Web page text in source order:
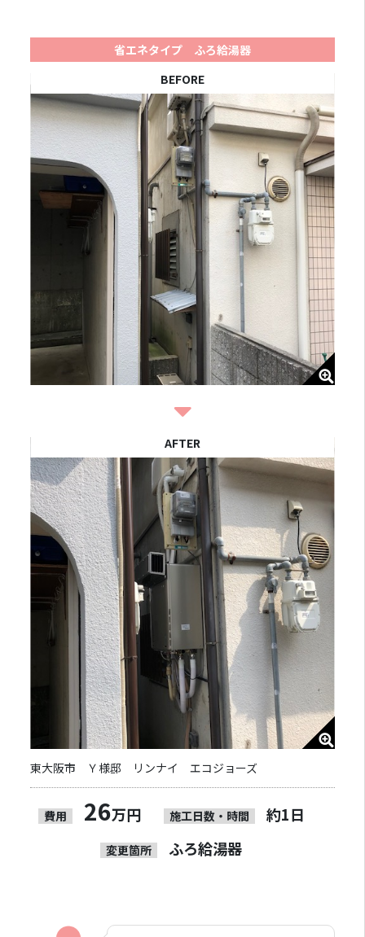
省エネタイプ ふろ給湯器
東大阪市 Ｙ様邸 リンナイ エコジョーズ
費用 26万円 施工日数・時間 約1日
変更箇所 ふろ給湯器